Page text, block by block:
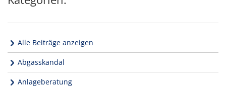
Alle Beiträge anzeigen
Abgasskandal
Anlageberatung